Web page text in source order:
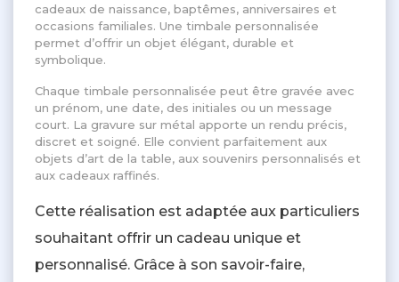
cadeaux de naissance, baptêmes, anniversaires et
occasions familiales. Une timbale personnalisée
permet d’offrir un objet élégant, durable et
symbolique.
Chaque timbale personnalisée peut être gravée avec
un prénom, une date, des initiales ou un message
court. La gravure sur métal apporte un rendu précis,
discret et soigné. Elle convient parfaitement aux
objets d’art de la table, aux souvenirs personnalisés et
aux cadeaux raffinés.
Cette réalisation est adaptée aux particuliers
souhaitant offrir un cadeau unique et
personnalisé. Grâce à son savoir-faire,